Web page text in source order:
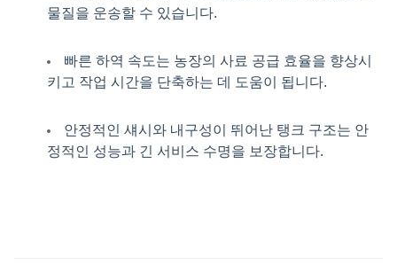
물질을 운송할 수 있습니다.
빠른 하역 속도는 농장의 사료 공급 효율을 향상시
키고 작업 시간을 단축하는 데 도움이 됩니다.
안정적인 섀시와 내구성이 뛰어난 탱크 구조는 안
정적인 성능과 긴 서비스 수명을 보장합니다.